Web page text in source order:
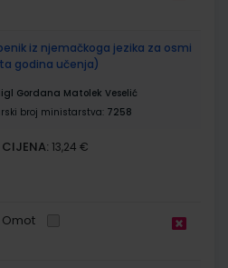
iz njemačkoga jezika za osmi
godina učenja)
Gordana Matolek Veselić
broj ministarstva: 7258
CIJENA: 13,24 €
Omot